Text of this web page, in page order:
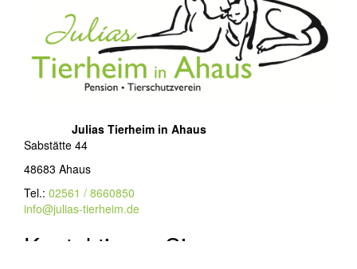
Julias Tierheim in Ahaus
Sabstätte 44
48683 Ahaus
Tel.: 02561 / 8660850
info@julias-tierheim.de
Kontaktieren Sie uns